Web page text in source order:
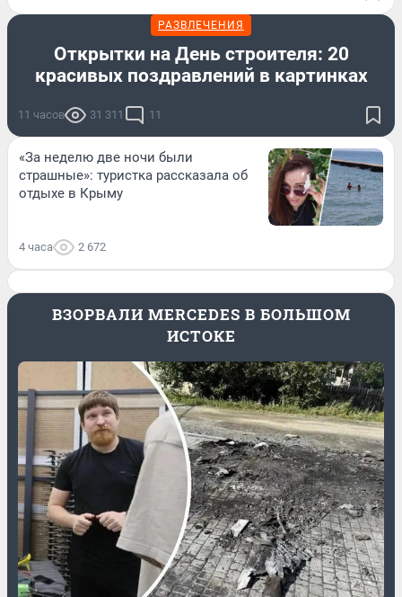
РАЗВЛЕЧЕНИЯ
Открытки на День строителя: 20
красивых поздравлений в картинках
11 часов 31 311 11
«За неделю две ночи были
страшные»: туристка рассказала об
отдыхе в Крыму
4 часа 2 672
ВЗОРВАЛИ MERCEDES В БОЛЬШОМ
ИСТОКЕ